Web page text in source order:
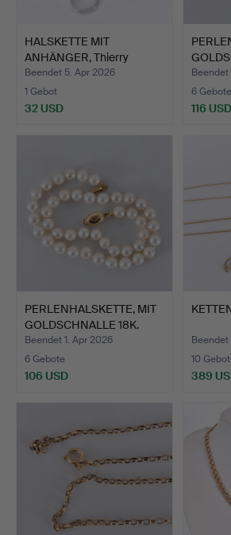
HALSKETTE MIT
ANHÄNGER, Thierry
Mugler.
Beendet 5. Apr 2026
1 Gebot
32 USD
Beendet
6 Gebote
116 USD
PERLENHALSKETTE, MIT
GOLDSCHNALLE 18K.
Beendet 1. Apr 2026
6 Gebote
106 USD
10
389